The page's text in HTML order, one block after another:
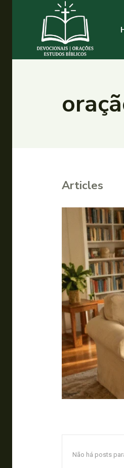
Articles
Não há posts